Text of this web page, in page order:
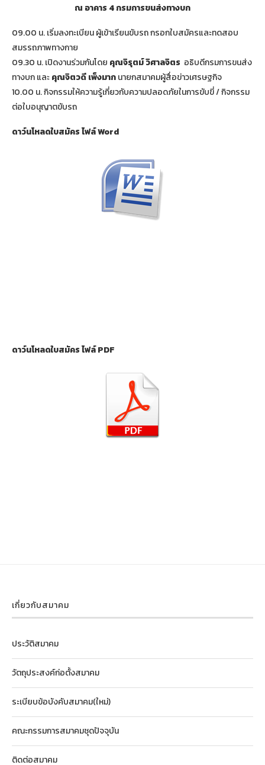
ณ อาคาร 4 กรมการขนส่งทางบก
09.00 น. เริ่มลงทะเบียน ผู้เข้าเรียนขับรถ กรอกใบสมัครและทดสอบ
สมรรถภาพทางกาย
09.30 น. เปิดงานร่วมกันโดย คุณจิรุตม์ วิศาลจิตร อธิบดีกรมการขนส่ง
ทางบก และคุณจิตวดี เพ็งมากนายกสมาคมผู้สื่อข่าวเศรษฐกิจ
10.00 น. กิจกรรมให้ความรู้เกี่ยวกับความปลอดภัยในการขับขี่ / กิจกรรม
ต่อใบอนุญาตขับรถ
ดาว์นโหลดใบสมัคร ไฟล์ Word
ดาว์นโหลดใบสมัคร ไฟล์ PDF
เกี่ยวกับสมาคม
ประวัติสมาคม
วัตถุประสงค์ก่อตั้งสมาคม
ระเบียบข้อบังคับสมาคม(ใหม่)
คณะกรรมการสมาคมชุดปัจจุบัน
ติดต่อสมาคม